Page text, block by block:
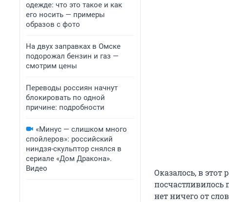
одежде: что это такое и как
его носить — примеры
образов с фото
На двух заправках в Омске
подорожал бензин и газ —
смотрим цены
Переводы россиян начнут
блокировать по одной
причине: подробности
«Минус — слишком много
спойлеров»: российский
ниндзя-скульптор снялся в
сериале «Дом Дракона».
Видео
Оказалось, в этот
нет ничего от